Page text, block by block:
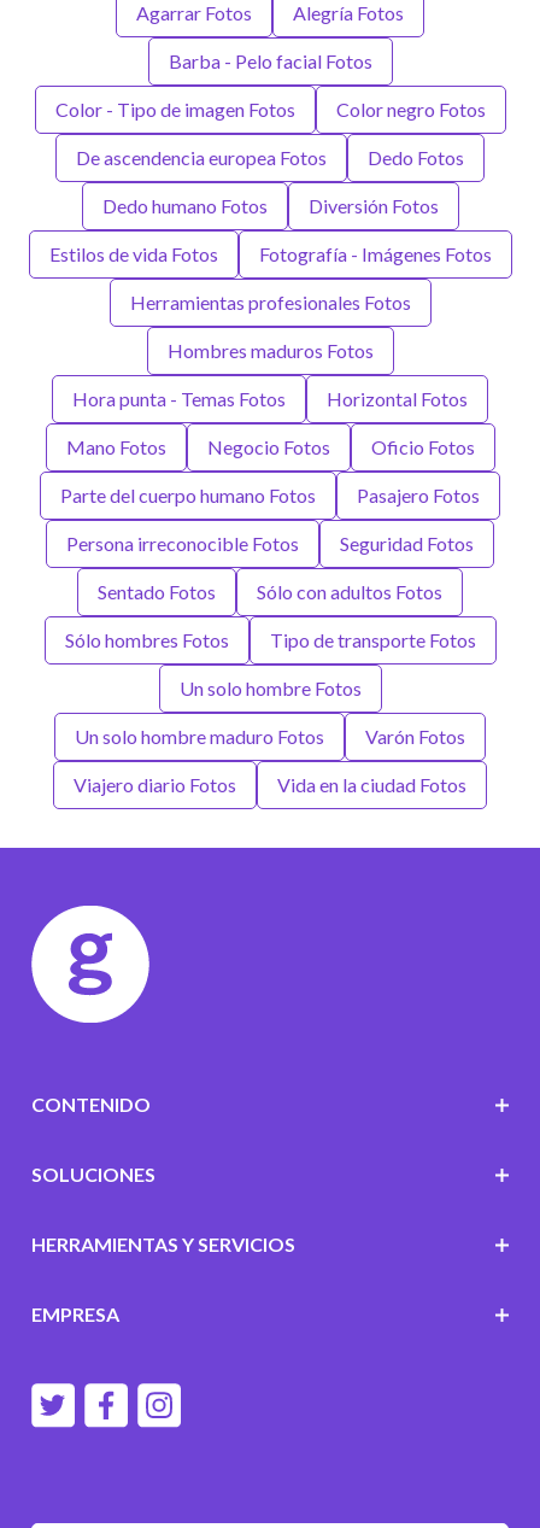
Agarrar Fotos Alegría Fotos
Barba - Pelo facial Fotos
Color - Tipo de imagen Fotos Color negro Fotos
De ascendencia europea Fotos Dedo Fotos
Dedo humano Fotos Diversión Fotos
Estilos de vida Fotos Fotografía - Imágenes Fotos
Herramientas profesionales Fotos
Hombres maduros Fotos
Hora punta - Temas Fotos Horizontal Fotos
Mano Fotos Negocio Fotos Oficio Fotos
Parte del cuerpo humano Fotos Pasajero Fotos
Persona irreconocible Fotos Seguridad Fotos
Sentado Fotos Sólo con adultos Fotos
Sólo hombres Fotos Tipo de transporte Fotos
Un solo hombre Fotos
Un solo hombre maduro Fotos Varón Fotos
Viajero diario Fotos Vida en la ciudad Fotos
CONTENIDO
SOLUCIONES
HERRAMIENTAS Y SERVICIOS
EMPRESA